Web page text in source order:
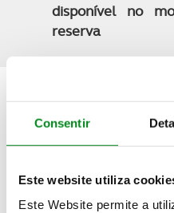
Consentir
Este website utiliza
Este Website permite a
disponível no
reserva
Quer saber mais